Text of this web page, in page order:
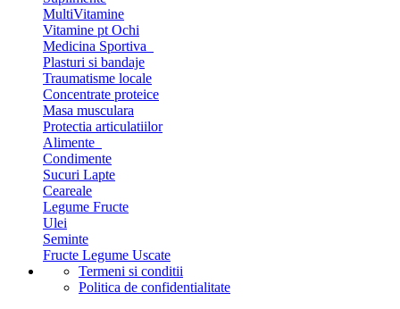
MultiVitamine
Vitamine pt Ochi
Medicina Sportiva
Plasturi si bandaje
Traumatisme locale
Concentrate proteice
Masa musculara
Protectia articulatiilor
Alimente
Condimente
Sucuri Lapte
Ceareale
Legume Fructe
Ulei
Seminte
Fructe Legume Uscate
Termeni si conditii
Politica de confidentialitate